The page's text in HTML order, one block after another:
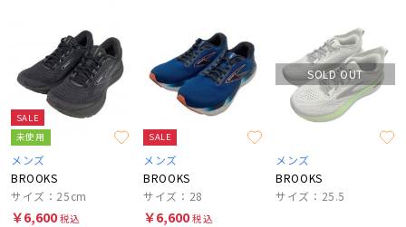
SALE
未使用
メンズ
BROOKS
サイズ：25cm
￥6,600税込
SALE
メンズ
BROOKS
サイズ：28
￥6,600税込
SOLD OUT
メンズ
BROOKS
サイズ：25.5